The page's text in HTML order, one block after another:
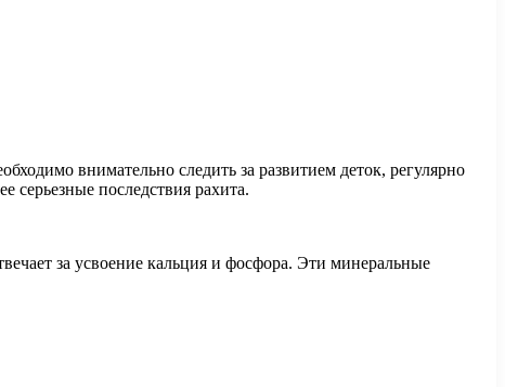
внимательно следить за развитием деток, регулярно
серьезные последствия рахита.
за усвоение кальция и фосфора. Эти минеральные